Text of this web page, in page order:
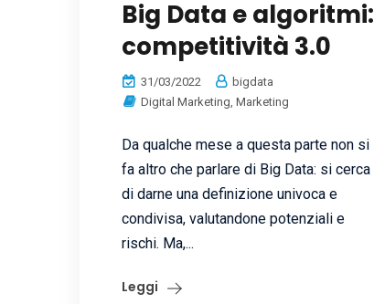
Big Data e algoritmi:
competitività 3.0
31/03/2022
bigdata
Digital Marketing Marketing
Da qualche mese a questa parte non si
fa altro che parlare di Big Data: si cerca
di darne una definizione univoca e
condivisa, valutandone potenziali e
rischi. Ma,...
Leggi